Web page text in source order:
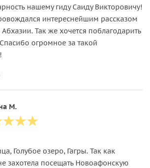
нашему гиду Саиду Викторовичу!
интереснейшим рассказом
Так же хочется поблагодарить
огромное за такой
М.
Голубое озеро, Гагры. Так как
захотела посещать Новоафонскую